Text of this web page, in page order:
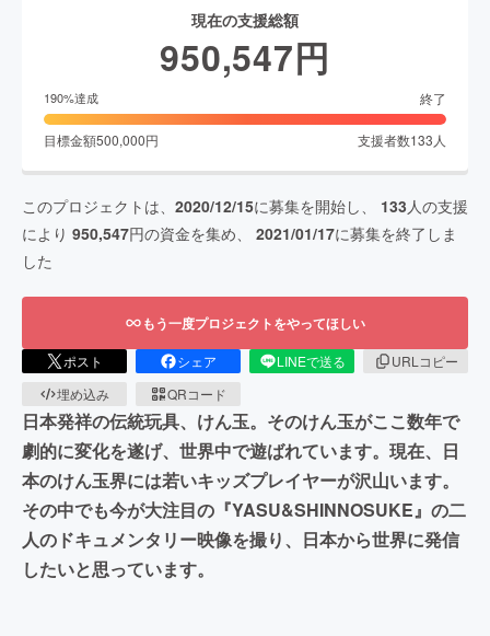
現在の支援総額
950,547円
190%達成 終了
目標金額500,000円 支援者数133 人
このプロジェクトは、 2020/12/15に募集を開始し、 133 人の支援
により 950,547円の資金を集め、 2021/01/17に募集を終了しま
した
もう一度プロジェクトをやってほしい
ポスト シェア LINEで送る
URLコピー
埋め込み
QRコード
日本発祥の伝統玩具、けん玉。そのけん玉がここ数年で
劇的に変化を遂げ、世界中で遊ばれています。現在、日
本のけん玉界には若いキッズプレイヤーが沢山います。
その中でも今が大注目の『YASU&SHINNOSUKE』の二
人のドキュメンタリー映像を撮り、日本から世界に発信
したいと思っています。